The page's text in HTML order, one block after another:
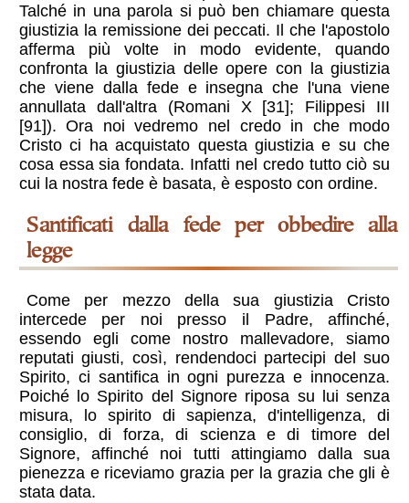
Talché in una parola si può ben chiamare questa
giustizia la remissione dei peccati. Il che l'apostolo
afferma più volte in modo evidente, quando
confronta la giustizia delle opere con la giustizia
che viene dalla fede e insegna che l'una viene
annullata dall'altra (Romani X [31]; Filippesi III
[91]). Ora noi vedremo nel credo in che modo
Cristo ci ha acquistato questa giustizia e su che
cosa essa sia fondata. Infatti nel credo tutto ciò su
cui la nostra fede è basata, è esposto con ordine.
Santificati dalla fede per obbedire alla
legge
Come per mezzo della sua giustizia Cristo
intercede per noi presso il Padre, affinché,
essendo egli come nostro mallevadore, siamo
reputati giusti, così, rendendoci partecipi del suo
Spirito, ci santifica in ogni purezza e innocenza.
Poiché lo Spirito del Signore riposa su lui senza
misura, lo spirito di sapienza, d'intelligenza, di
consiglio, di forza, di scienza e di timore del
Signore, affinché noi tutti attingiamo dalla sua
pienezza e riceviamo grazia per la grazia che gli è
stata data.